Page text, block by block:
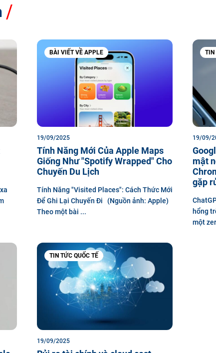
BÀI VIẾT VỀ APPLE
19/09/2025
Tính Năng Mới Của Apple Maps
Giống Như "Spotify Wrapped" Cho
Chuyến Du Lịch
Tính Năng "Visited Places": Cách Thức Mới
Để Ghi Lại Chuyến Đi (Nguồn ảnh: Apple)
Theo một bài ...
TIN
19/09/
mật
gặp
hổng
một
TIN TỨC QUỐC TẾ
19/09/2025